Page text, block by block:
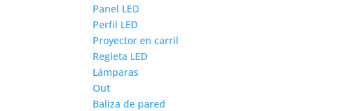
Panel LED
Perfil LED
Proyector en carril
Regleta LED
Lámparas
Out
Baliza de pared